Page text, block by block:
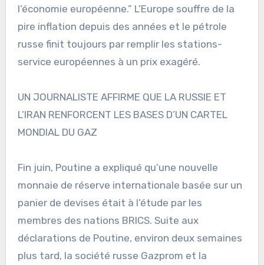
l’économie européenne.” L’Europe souffre de la
pire inflation depuis des années et le pétrole
russe finit toujours par remplir les stations-
service européennes à un prix exagéré.
UN JOURNALISTE AFFIRME QUE LA RUSSIE ET
L’IRAN RENFORCENT LES BASES D’UN CARTEL
MONDIAL DU GAZ
Fin juin, Poutine a expliqué qu’une nouvelle
monnaie de réserve internationale basée sur un
panier de devises était à l’étude par les
membres des nations BRICS. Suite aux
déclarations de Poutine, environ deux semaines
plus tard, la société russe Gazprom et la